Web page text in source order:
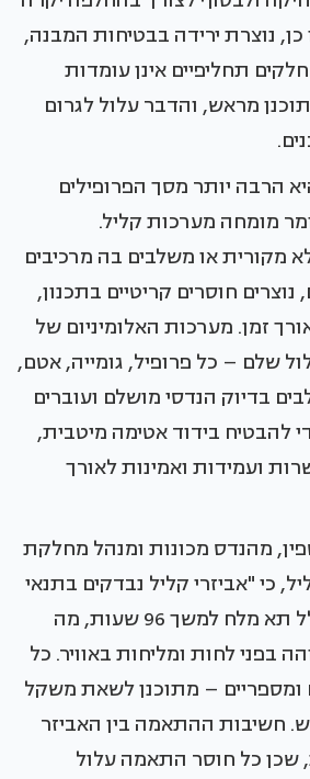
נוצרת ירידה בבטיחות המבנה,
תחליפיים אינן עומדות
מראש, והדבר עלול לגרום
הרבה יותר מסך הפרופילים
מומחה מערכות קליל.
מקורית או משלבים בה מרכיבים
נוצרים חוסרים קריטיים בתכנון,
זמן. מערכות האלומיניום של
שלם – כל פרופיל, גומייה, אטם,
בדיוק הנדסי מושלם ועוברים
להבטיח בידוד אטימה מיטבית,
ועמידות ואמינות לאורך
מהנדס מכונות ומנהל מחלקת
כי "אביזרי קליל נבדקים בתנאי
קורוזיה קיצוניים, כולל תא מלח למשך 96 שעות, מה
בפני לחות ומליחות באוויר. כל
ומספריים – מתוכנן לשאת משקל
חשיבות ההתאמה בין האביזר
שכן כל חוסר התאמה עלול